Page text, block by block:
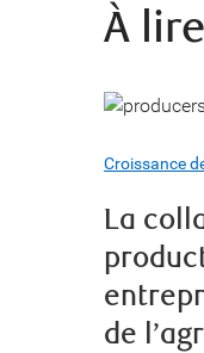
À
Croissance
La
de